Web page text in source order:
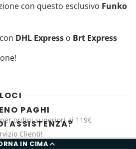
con questo esclusivo Funko
con DHL Express o Brt Express
PAGHI
ordini superiori ai 119€
ASSISTENZA?
Clienti!
IN CIMA